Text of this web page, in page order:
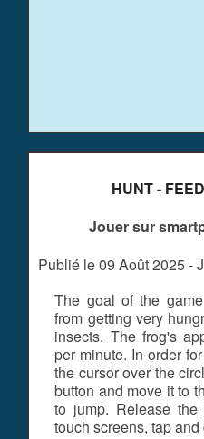
HUNT -
Jouer sur
Publié le 09 Août 2025 -
The goal of the
from getting very
insects. The frog's
per minute. In order
the cursor over the
button and move it to
to jump. Release
touch screens, tap